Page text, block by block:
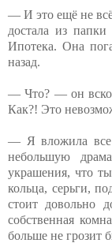
— И это ещё не
достала из
Ипотека. Она
назад.
— Что? — он
Как?! Это
— Я вложила
небольшую
украшения, что
кольца, серьги,
стоит довольно
собственная
больше не грозит